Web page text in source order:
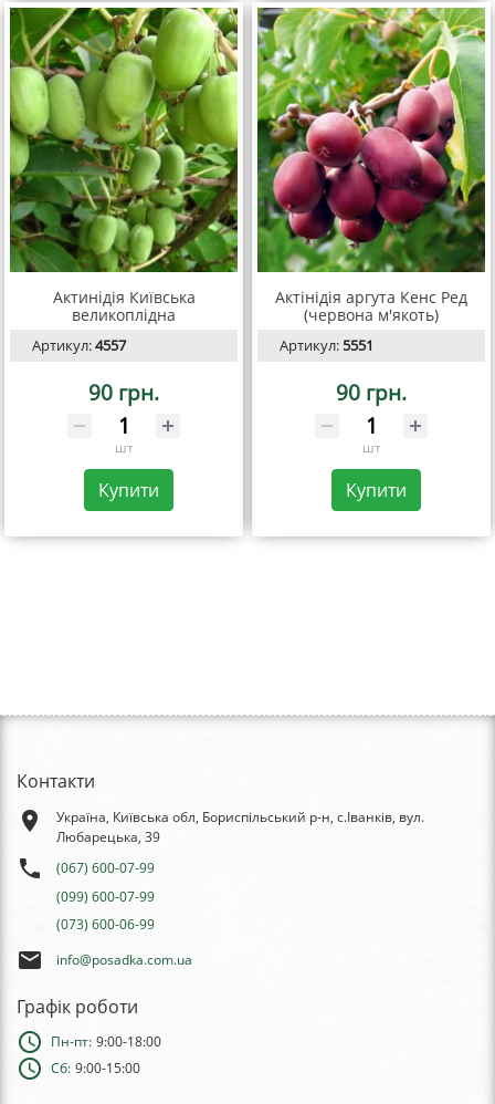
Актинідія Київська
великоплідна
Артикул:4557
90 грн.
шт
Купити
Актінідія аргута Кенс Ред
(червона м'якоть)
Артикул:5551
90 грн.
шт
Купити
Контакти
place
Україна, Київська обл, Бориспільський р-н, с.Іванків, вул.
Любарецька, 39
phone
(067) 600-07-99
(099) 600-07-99
(073) 600-06-99
email info@posadka.com.ua
Графік роботи
schedule Пн-пт: 9:00-18:00
schedule Сб: 9:00-15:00